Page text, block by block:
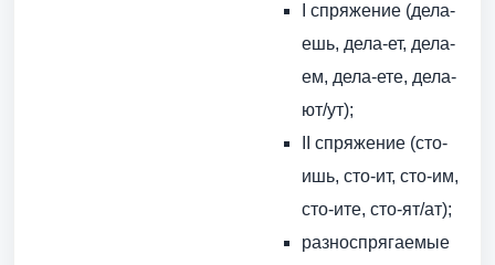
I спряжение (дела-
ешь, дела-ет, дела-
ем, дела-ете, дела-
ют/ут);
II спряжение (сто-
ишь, сто-ит, сто-им,
сто-ите, сто-ят/ат);
разноспрягаемые